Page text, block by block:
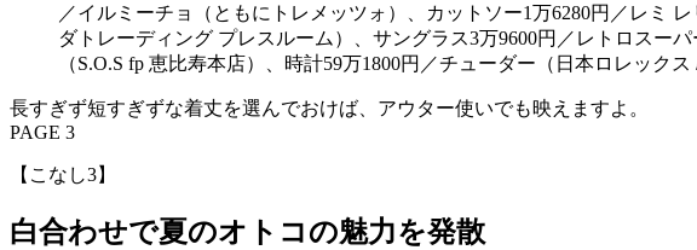
／イルミーチョ（ともにトレメッツォ）、カットソー1万6280円／レミ
ダトレーディング プレスルーム）、サングラス3万9600円／レトロスー
（S.O.S fp 恵比寿本店）、時計59万1800円／チューダー（日本ロレックス
長すぎず短すぎずな着丈を選んでおけば、アウター使いでも映えますよ。
PAGE 3
【こなし3】
白合わせで夏のオトコの魅力を発散